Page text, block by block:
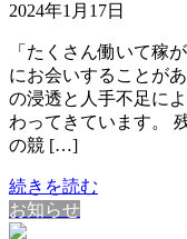
2024年1月17日
「たくさん働いて稼
にお会いすることが
の浸透と人手不足に
わってきています。
の競 […]
続きを読む
お知らせ